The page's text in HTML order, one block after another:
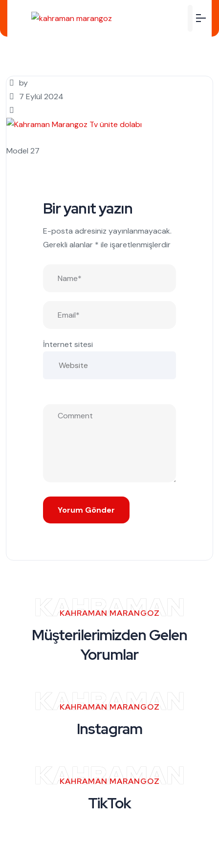
by
7 Eylül 2024
Model 27
Bir yanıt yazın
E-posta adresiniz yayınlanmayacak.
Gerekli alanlar * ile işaretlenmişlerdir
İnternet sitesi
KAHRAMAN MARANGOZ
Müşterilerimizden Gelen
Yorumlar
KAHRAMAN
KAHRAMAN MARANGOZ
Instagram
KAHRAMAN
KAHRAMAN MARANGOZ
TikTok
KAHRAMAN